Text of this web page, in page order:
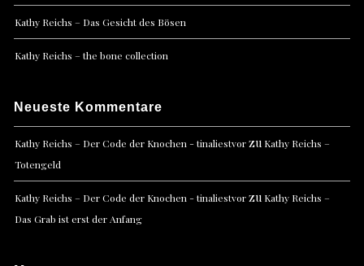
Kathy Reichs – Das Gesicht des Bösen
Kathy Reichs – the bone collection
Neueste Kommentare
Kathy Reichs – Der Code der Knochen - tinaliestvorzu Kathy Reichs –
Totengeld
Kathy Reichs – Der Code der Knochen - tinaliestvorzu Kathy Reichs –
Das Grab ist erst der Anfang